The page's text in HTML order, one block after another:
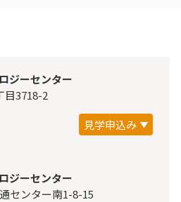
ジーセンター
目3718-2
見学申込み
ジーセンター
センター南1-8-15